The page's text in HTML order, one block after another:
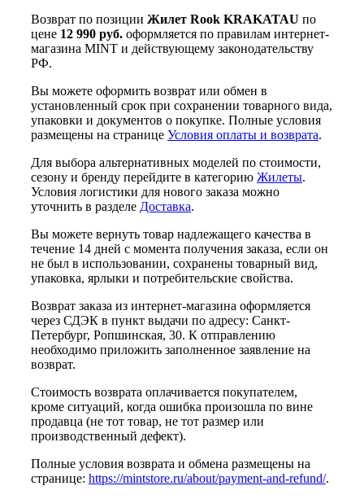
Возврат по позиции Жилет Rook KRAKATAU по
цене 12 990 руб. оформляется по правилам интернет-
магазина MINT и действующему законодательству
РФ.
Вы можете оформить возврат или обмен в
установленный срок при сохранении товарного вида,
упаковки и документов о покупке. Полные условия
размещены на странице Условия оплаты и возврата.
Для выбора альтернативных моделей по стоимости,
сезону и бренду перейдите в категорию Жилеты.
Условия логистики для нового заказа можно
уточнить в разделе Доставка.
Вы можете вернуть товар надлежащего качества в
течение 14 дней с момента получения заказа, если он
не был в использовании, сохранены товарный вид,
упаковка, ярлыки и потребительские свойства.
Возврат заказа из интернет-магазина оформляется
через СДЭК в пункт выдачи по адресу: Санкт-
Петербург, Ропшинская, 30. К отправлению
необходимо приложить заполненное заявление на
возврат.
Стоимость возврата оплачивается покупателем,
кроме ситуаций, когда ошибка произошла по вине
продавца (не тот товар, не тот размер или
производственный дефект).
Полные условия возврата и обмена размещены на
странице: https://mintstore.ru/about/payment-and-refund/.